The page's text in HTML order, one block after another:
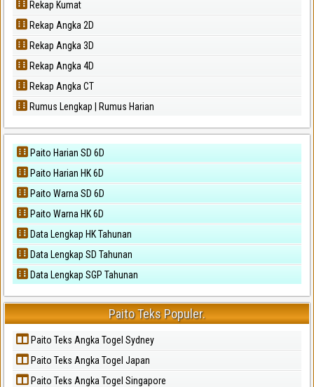
Rekap Kumat
Rekap Angka 2D
Rekap Angka 3D
Rekap Angka 4D
Rekap Angka CT
Rumus Lengkap | Rumus Harian
Paito Harian SD 6D
Paito Harian HK 6D
Paito Warna SD 6D
Paito Warna HK 6D
Data Lengkap HK Tahunan
Data Lengkap SD Tahunan
Data Lengkap SGP Tahunan
Paito Teks Populer.
Paito Teks Angka Togel Sydney
Paito Teks Angka Togel Japan
Paito Teks Angka Togel Singapore